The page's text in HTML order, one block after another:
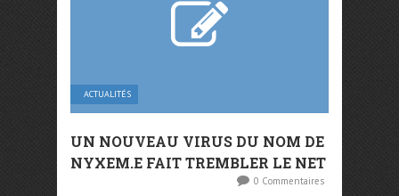
ACTUALITÉS
UN NOUVEAU VIRUS DU NOM DE
NYXEM.E FAIT TREMBLER LE NET
0 Commentaires